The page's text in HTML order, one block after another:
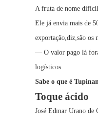
A fruta de nome
Ele já envia mais de
exportação,diz,são os
— O valor pago lá fora
logísticos.
Sabe o que é
Toque ácido
José Edmar Urano de